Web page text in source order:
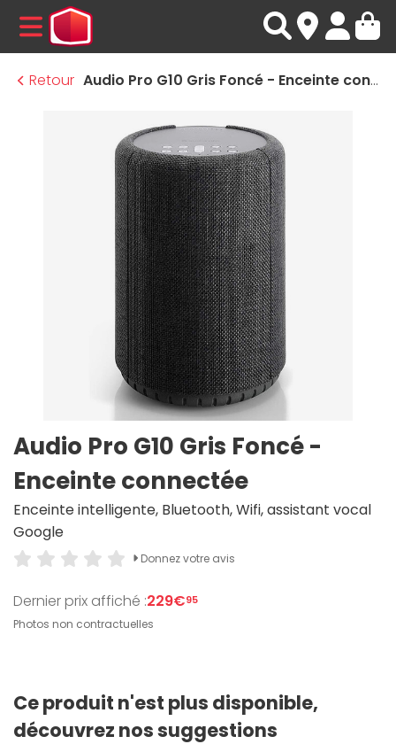
MENU
Retour
Audio Pro G10 Gris Foncé - Enceinte connectée
Audio Pro G10 Gris Foncé -
Enceinte connectée
Enceinte intelligente, Bluetooth, Wifi, assistant vocal
Google
Donnez votre avis
Dernier prix affiché :229€95
Photos non contractuelles
Ce produit n'est plus disponible,
découvrez nos suggestions